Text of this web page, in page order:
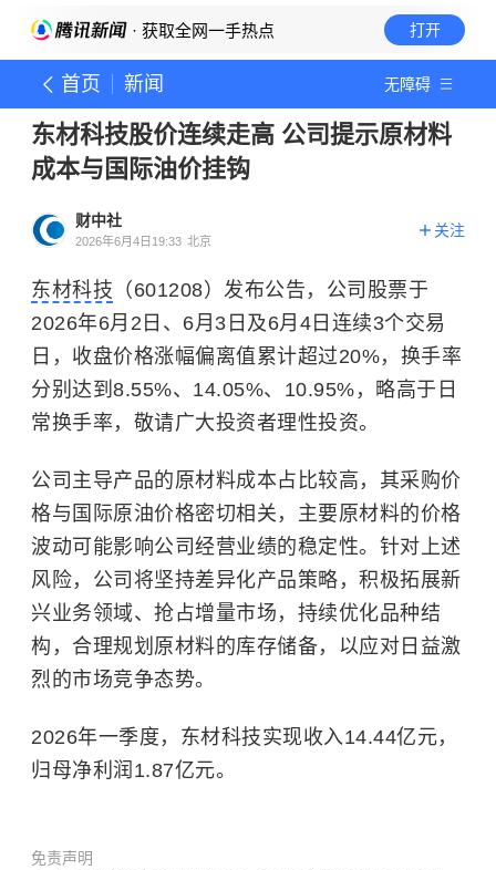
· 获取全网一手热点 打开
首页 新闻 无障碍
东材科技股价连续走高 公司提示原材料
成本与国际油价挂钩
财中社
2026年6月4日19:33 北京
关注
东材科技 （601208）发布公告，公司股票于
2026年6月2日、6月3日及6月4日连续3个交易
日，收盘价格涨幅偏离值累计超过20%，换手率
分别达到8.55%、14.05%、10.95%，略高于日
常换手率，敬请广大投资者理性投资。
公司主导产品的原材料成本占比较高，其采购价
格与国际原油价格密切相关，主要原材料的价格
波动可能影响公司经营业绩的稳定性。针对上述
风险，公司将坚持差异化产品策略，积极拓展新
兴业务领域、抢占增量市场，持续优化品种结
构，合理规划原材料的库存储备，以应对日益激
烈的市场竞争态势。
2026年一季度，东材科技实现收入14.44亿元，
归母净利润1.87亿元。
免责声明